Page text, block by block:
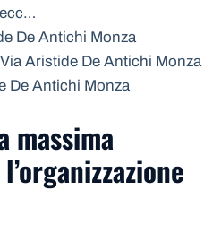
De Antichi Monza
Aristide De Antichi Monza
De Antichi Monza
massima